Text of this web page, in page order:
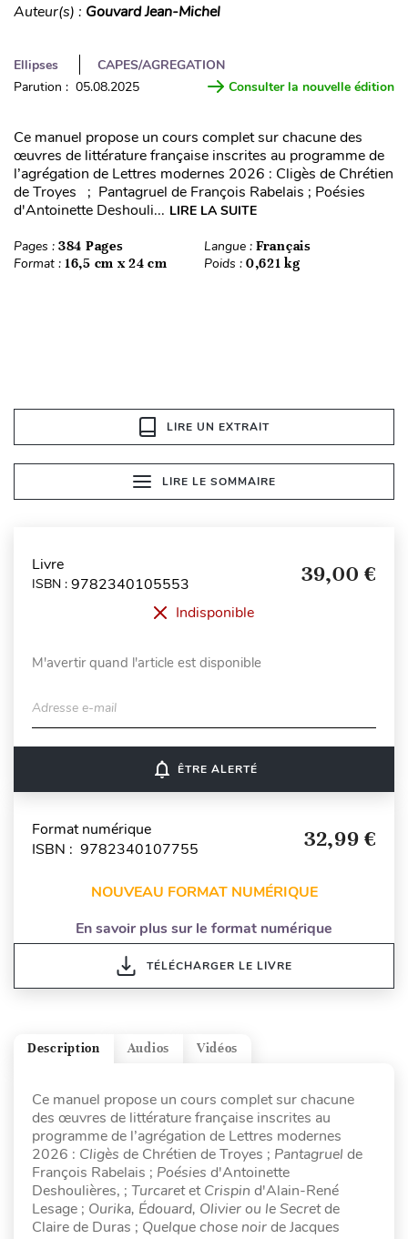
Auteur(s) : Gouvard Jean-Michel
Ellipses
CAPES/AGREGATION
Parution : 05.08.2025
Consulter la nouvelle édition
Ce manuel propose un cours complet sur chacune des
œuvres de littérature française inscrites au programme de
l’agrégation de Lettres modernes 2026 : Cligès de Chrétien
de Troyes ; Pantagruel de François Rabelais ; Poésies
d'Antoinette Deshouli... LIRE LA SUITE
Pages : 384 Pages Langue : Français
Format : 16,5 cm x 24 cm Poids : 0,621 kg
LIRE UN EXTRAIT
LIRE LE SOMMAIRE
Livre
ISBN : 9782340105553 39,00 €
Indisponible
M'avertir quand l'article est disponible
Adresse e-mail
notifications_none ÊTRE ALERTÉ
Format numérique
ISBN : 9782340107755
32,99 €
NOUVEAU FORMAT NUMÉRIQUE
En savoir plus sur le format numérique
TÉLÉCHARGER LE LIVRE
Vidéos
Audios
Description
Ce manuel propose un cours complet sur chacune
des œuvres de littérature française inscrites au
programme de l’agrégation de Lettres modernes
2026 : Cligès de Chrétien de Troyes ; Pantagruel de
François Rabelais ; Poésies d'Antoinette
Deshoulières, ; TurcaretetCrispin d'Alain-René
Lesage ; Ourika, Édouard, Olivier ou le Secretde
Claire de Duras ; Quelque chose noirde Jacques